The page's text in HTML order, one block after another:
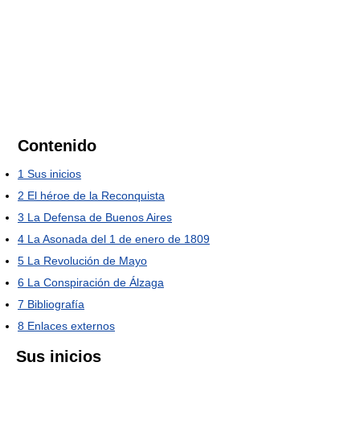
Contenido
1 Sus inicios
2 El héroe de la Reconquista
3 La Defensa de Buenos Aires
4 La Asonada del 1 de enero de 1809
5 La Revolución de Mayo
6 La Conspiración de Álzaga
7 Bibliografía
8 Enlaces externos
Sus inicios